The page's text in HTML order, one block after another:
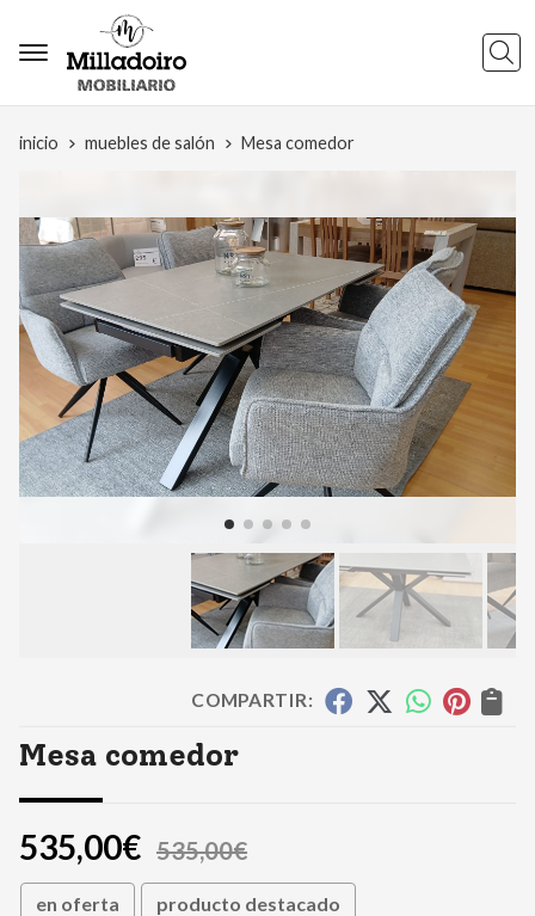
inicio muebles de salón Mesa comedor
COMPARTIR:
Mesa comedor
535,00€ 535,00€
en oferta producto destacado